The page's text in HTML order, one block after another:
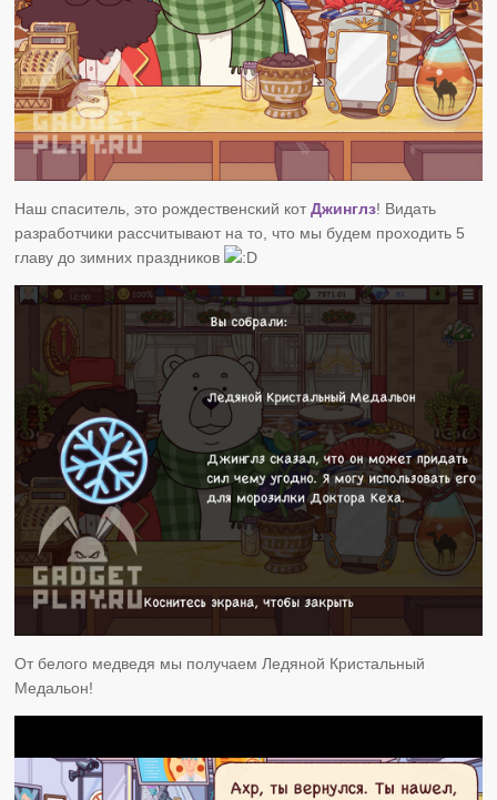
Наш спаситель, это рождественский котДжинглз! Видать
разработчики рассчитывают на то, что мы будем проходить 5
главу до зимних праздников
От белого медведя мы получаем Ледяной Кристальный
Медальон!